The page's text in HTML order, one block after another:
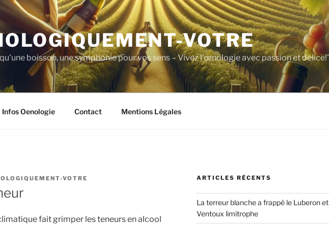
VOTRE
boisson, une symphonie pour vos sens – Vivez l'œnologie avec passion et
Infos Oenologie Contact Mentions Légales
VOTRE
fait grimper les teneurs en alcool
ARTICLES RÉCENTS
La terreur blanche a frappé le Luberon
Ventoux limitrophe